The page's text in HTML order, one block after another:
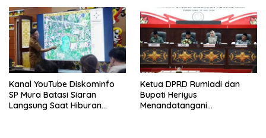
Kanal YouTube Diskominfo
SP Mura Batasi Siaran
Langsung Saat Hiburan
Ketua DPRD Rumiadi dan
Bupati Heriyus
Menandatangani